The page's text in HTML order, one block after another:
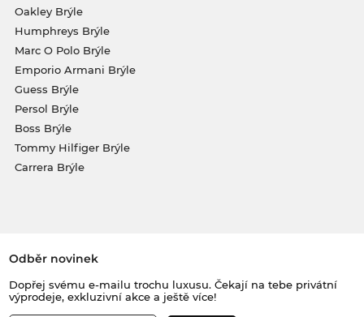
Oakley Brýle
Humphreys Brýle
Marc O Polo Brýle
Emporio Armani Brýle
Guess Brýle
Persol Brýle
Boss Brýle
Tommy Hilfiger Brýle
Carrera Brýle
Odběr novinek
Dopřej svému e-mailu trochu luxusu. Čekají na tebe privátní
výprodeje, exkluzivní akce a ještě více!